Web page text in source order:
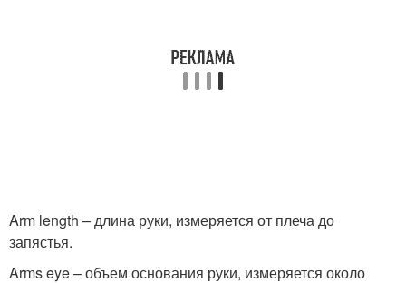
Arm length – длина руки, измеряется от плеча до
запястья.
Arms eye – объем основания руки, измеряется около